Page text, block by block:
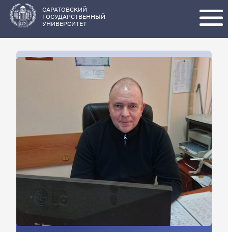
основному
содержанию
САРАТОВСКИЙ
ГОСУДАРСТВЕННЫЙ
УНИВЕРСИТЕТ